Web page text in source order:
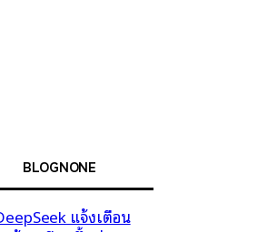
BLOGNONE
แจ้งเตือน